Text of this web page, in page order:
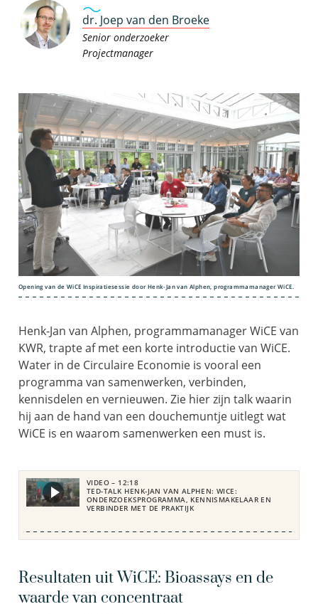
dr. Joep van den Broeke
Senior onderzoeker
Projectmanager
Opening van de WiCE Inspiratiesessie door Henk-Jan van Alphen, programmamanager WiCE.
Henk-Jan van Alphen, programmamanager WiCE van
KWR, trapte af met een korte introductie van WiCE.
Water in de Circulaire Economie is vooral een
programma van samenwerken, verbinden,
kennisdelen en vernieuwen. Zie hier zijn talk waarin
hij aan de hand van een douchemuntje uitlegt wat
WiCE is en waarom samenwerken een must is.
VIDEO – 12:18
TED-TALK HENK-JAN VAN ALPHEN: WICE:
ONDERZOEKSPROGRAMMA, KENNISMAKELAAR EN
VERBINDER MET DE PRAKTIJK
Resultaten uit WiCE: Bioassays en de
waarde van concentraat